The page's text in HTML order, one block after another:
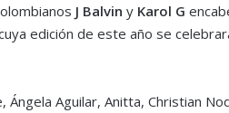
J Balvin yKarol G
edición de este año se
Aguilar, Anitta, Christian